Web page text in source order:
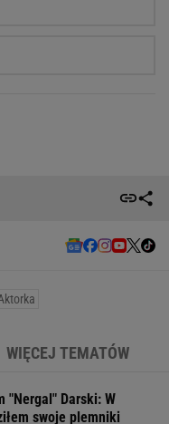
WIĘCEJ TEMATÓW
"Nergal" Darski: W
swoje plemniki